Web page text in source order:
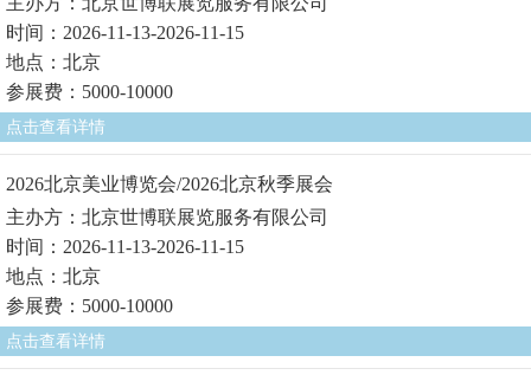
时间：2026-11-13-2026-11-15
地点：北京
参展费：5000-10000
点击查看详情
2026北京美业博览会/2026北京秋季展会
主办方：北京世博联展览服务有限公司
时间：2026-11-13-2026-11-15
地点：北京
参展费：5000-10000
点击查看详情